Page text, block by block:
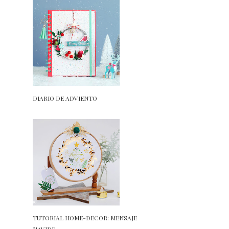
DIARIO DE ADVIENTO
TUTORIAL HOME-DECOR: MENSAJE